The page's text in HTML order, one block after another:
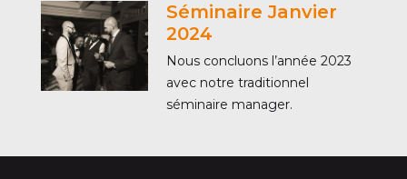
Séminaire Janvier
2024
Nous concluons l’année 2023
avec notre traditionnel
séminaire manager.